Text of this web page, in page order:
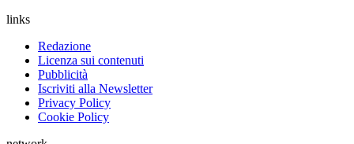
links
Redazione
Licenza sui contenuti
Pubblicità
Iscriviti alla Newsletter
Privacy Policy
Cookie Policy